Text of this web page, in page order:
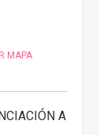
MAPA
A